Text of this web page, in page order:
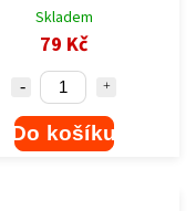
Skladem
79 Kč
Do košíku